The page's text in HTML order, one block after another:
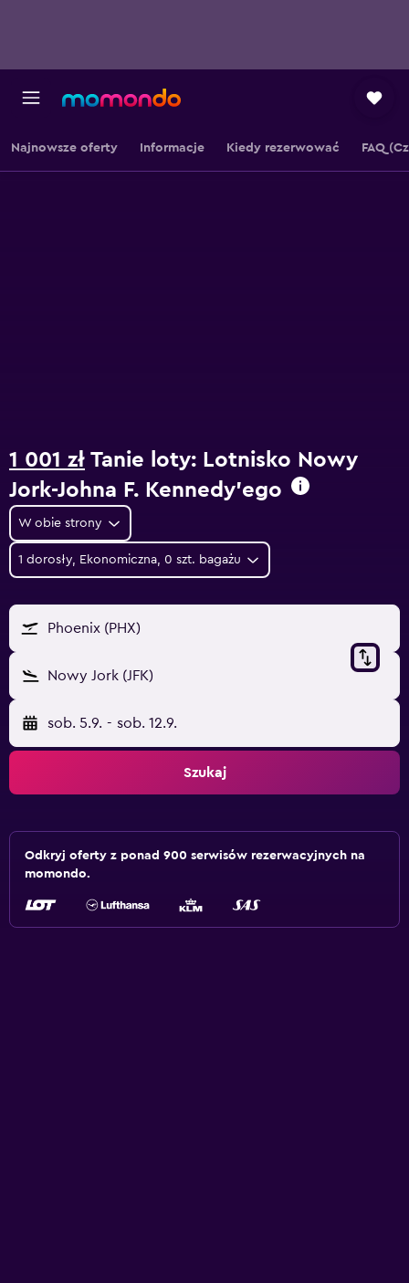
Najnowsze oferty Informacje Kiedy rezerwować FAQ
1 001 zł Tanie loty: Lotnisko Nowy
Jork-Johna F. Kennedy’ego
W obie strony
1 dorosły, Ekonomiczna, 0 szt. bagażu
Phoenix (PHX)
Nowy Jork (JFK)
sob. 5.9. - sob. 12.9.
Szukaj
Odkryj oferty z ponad 900 serwisów rezerwacyjnych na
momondo.